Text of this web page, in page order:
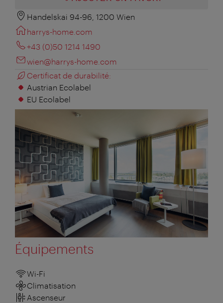
Handelskai 94-96, 1200 Wien
harrys-home.com
+43 (0)50 1214 1490
wien@harrys-home.com
Certificat de durabilité:
Austrian Ecolabel
EU Ecolabel
Équipements
Wi-Fi
Climatisation
Ascenseur